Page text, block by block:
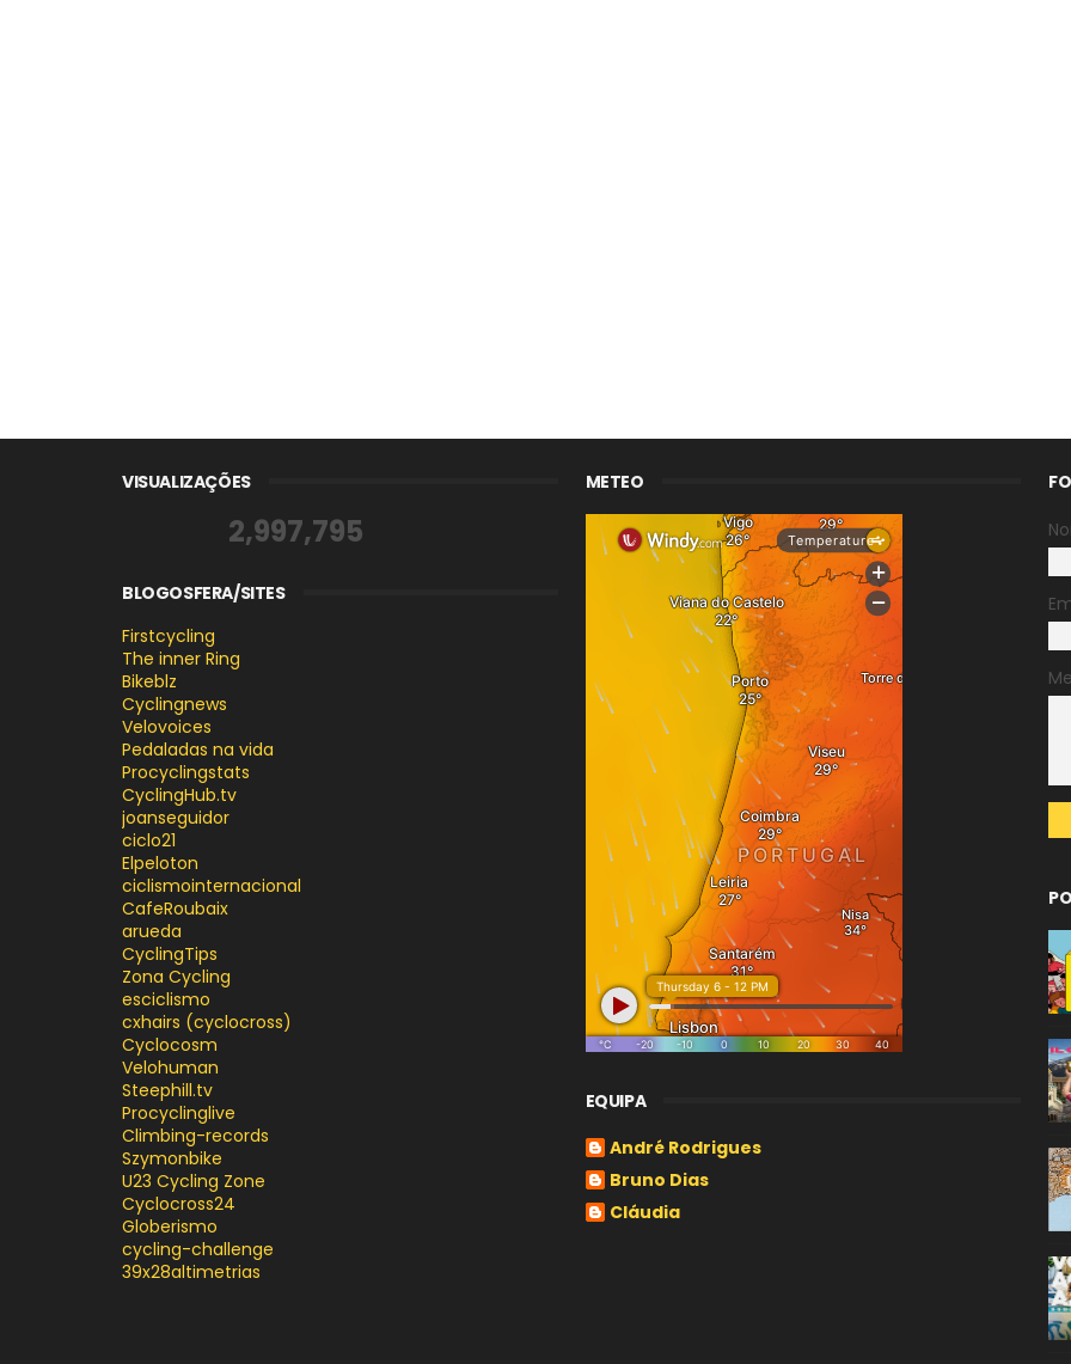
VISUALIZAÇÕES
2,997,795
BLOGOSFERA/SITES
Firstcycling
The inner Ring
Bikeblz
Cyclingnews
Velovoices
Pedaladas na vida
Procyclingstats
CyclingHub.tv
joanseguidor
ciclo21
Elpeloton
ciclismointernacional
CafeRoubaix
arueda
CyclingTips
Zona Cycling
esciclismo
cxhairs (cyclocross)
Cyclocosm
Velohuman
Steephill.tv
Procyclinglive
Climbing-records
Szymonbike
U23 Cycling Zone
Cyclocross24
Globerismo
cycling-challenge
39x28altimetrias
METEO
EQUIPA
André Rodrigues
Bruno Dias
Cláudia